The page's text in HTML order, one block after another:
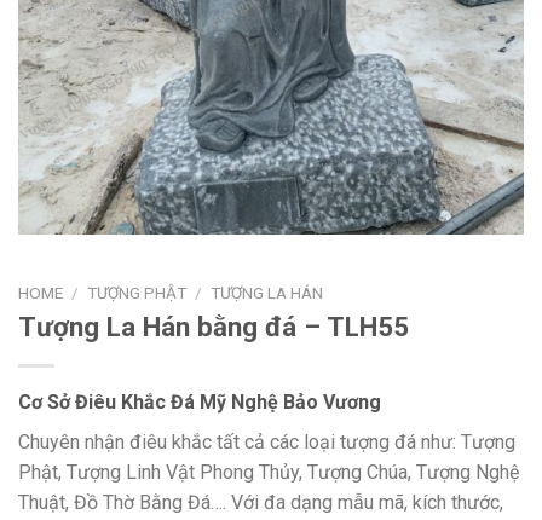
HOME / TƯỢNG PHẬT / TƯỢNG LA HÁN
Tượng La Hán bằng đá – TLH55
Cơ Sở Điêu Khắc Đá Mỹ Nghệ Bảo Vương
Chuyên nhận điêu khắc tất cả các loại tượng đá như: Tượng
Phật, Tượng Linh Vật Phong Thủy, Tượng Chúa, Tượng Nghệ
Thuật, Đồ Thờ Bằng Đá…. Với đa dạng mẫu mã, kích thước,